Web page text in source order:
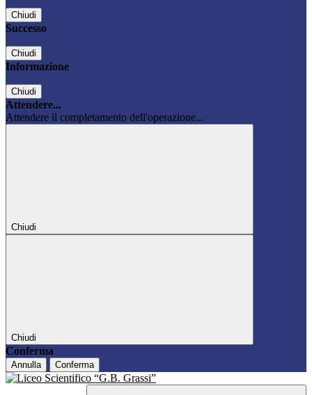
Chiudi
Successo
Chiudi
Informazione
Chiudi
Attendere...
Attendere il completamento dell'operazione...
Chiudi
Chiudi
Conferma
Annulla Conferma